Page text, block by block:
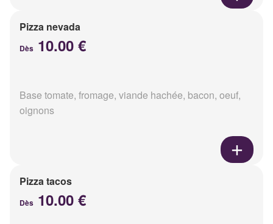
Pizza nevada
Dès 10.00 €
Base tomate, fromage, viande hachée, bacon, oeuf,
oignons
Pizza tacos
Dès 10.00 €